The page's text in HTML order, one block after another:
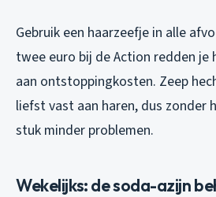
Gebruik een haarzeefje in alle
twee euro bij de Action redden je
aan ontstoppingkosten. Zeep
liefst vast aan haren, dus zonder
stuk minder problemen.
Wekelijks: de soda-azijn